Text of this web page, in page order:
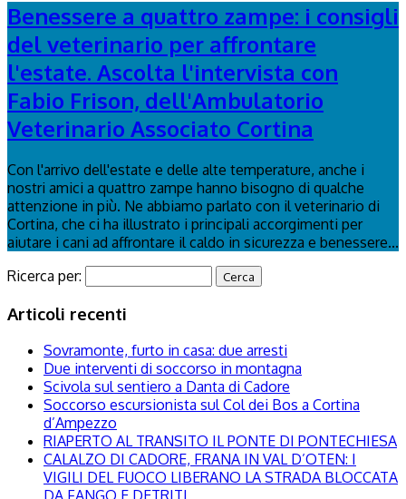
Benessere a quattro zampe: i consigli
del veterinario per affrontare
l'estate. Ascolta l'intervista con
Fabio Frison, dell'Ambulatorio
Veterinario Associato Cortina
Con l'arrivo dell'estate e delle alte temperature, anche i
nostri amici a quattro zampe hanno bisogno di qualche
attenzione in più. Ne abbiamo parlato con il veterinario di
Cortina, che ci ha illustrato i principali accorgimenti per
aiutare i cani ad affrontare il caldo in sicurezza e benessere...
Ricerca per:
Articoli recenti
Sovramonte, furto in casa: due arresti
Due interventi di soccorso in montagna
Scivola sul sentiero a Danta di Cadore
Soccorso escursionista sul Col dei Bos a Cortina
d’Ampezzo
RIAPERTO AL TRANSITO IL PONTE DI PONTECHIESA
CALALZO DI CADORE, FRANA IN VAL D’OTEN: I
VIGILI DEL FUOCO LIBERANO LA STRADA BLOCCATA
DA FANGO E DETRITI